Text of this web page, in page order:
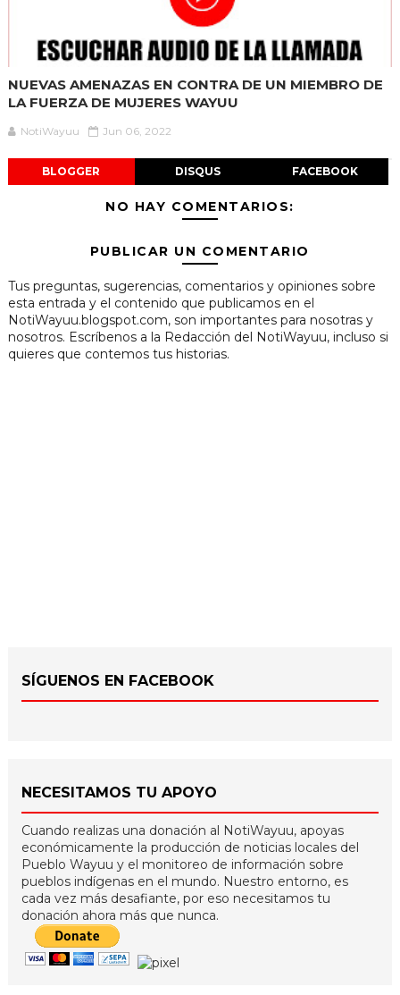
NUEVAS AMENAZAS EN CONTRA DE UN MIEMBRO DE
LA FUERZA DE MUJERES WAYUU
NotiWayuu Jun 06, 2022
BLOGGER DISQUS FACEBOOK
NO HAY COMENTARIOS:
PUBLICAR UN COMENTARIO
Tus preguntas, sugerencias, comentarios y opiniones sobre
esta entrada y el contenido que publicamos en el
NotiWayuu.blogspot.com, son importantes para nosotras y
nosotros. Escríbenos a la Redacción del NotiWayuu, incluso si
quieres que contemos tus historias.
SÍGUENOS EN FACEBOOK
NECESITAMOS TU APOYO
Cuando realizas una donación al NotiWayuu, apoyas
económicamente la producción de noticias locales del
Pueblo Wayuu y el monitoreo de información sobre
pueblos indígenas en el mundo. Nuestro entorno, es
cada vez más desafiante, por eso necesitamos tu
donación ahora más que nunca.